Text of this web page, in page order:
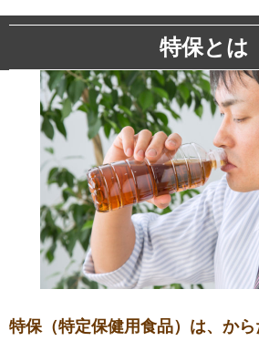
特保とは
特保（特定保健用食品）は、か